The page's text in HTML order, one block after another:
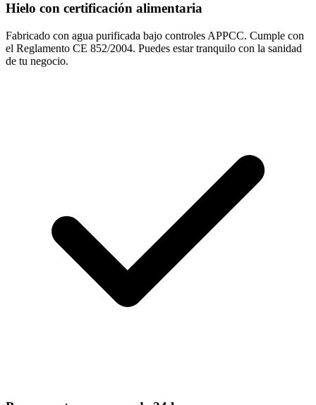
Hielo con certificación alimentaria
Fabricado con agua purificada bajo controles APPCC. Cumple con
el Reglamento CE 852/2004. Puedes estar tranquilo con la sanidad
de tu negocio.